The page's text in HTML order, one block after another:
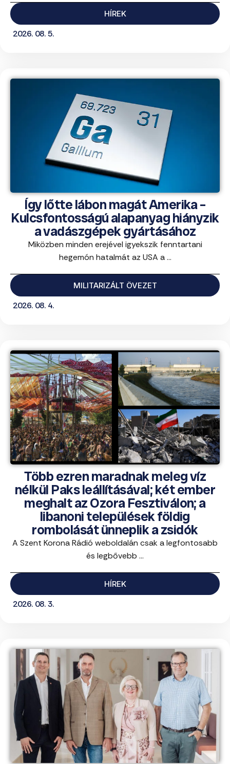
HÍREK
2026. 08. 5.
Így lőtte lábon magát Amerika –
Kulcsfontosságú alapanyag hiányzik
a vadászgépek gyártásához
Miközben minden erejével igyekszik fenntartani
hegemón hatalmát az USA a ...
MILITARIZÁLT ÖVEZET
2026. 08. 4.
Több ezren maradnak meleg víz
nélkül Paks leállításával; két ember
meghalt az Ozora Fesztiválon; a
libanoni települések földig
rombolását ünneplik a zsidók
A Szent Korona Rádió weboldalán csak a legfontosabb
és legbővebb ...
HÍREK
2026. 08. 3.